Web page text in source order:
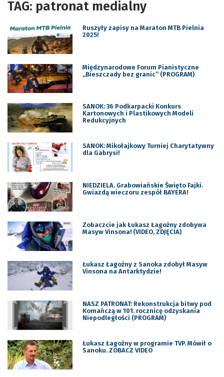
TAG: patronat medialny
Ruszyły zapisy na Maraton MTB Pielnia
2025!
Międzynarodowe Forum Pianistyczne
„Bieszczady bez granic” (PROGRAM)
SANOK: 36 Podkarpacki Konkurs
Kartonowych i Plastikowych Modeli
Redukcyjnych
SANOK: Mikołajkowy Turniej Charytatywny
dla Gabrysi!
NIEDZIELA. Grabowiańskie Święto Fajki.
Gwiazdą wieczoru zespół BAYERA!
Zobaczcie jak Łukasz Łagożny zdobywa
Masyw Vinsona! (VIDEO, ZDJĘCIA)
Łukasz Łagożny z Sanoka zdobył Masyw
Vinsona na Antarktydzie!
NASZ PATRONAT: Rekonstrukcja bitwy pod
Komańczą w 101. rocznicę odzyskania
Niepodległości (PROGRAM)
Łukasz Łagożny w programie TVP. Mówił o
Sanoku. ZOBACZ VIDEO